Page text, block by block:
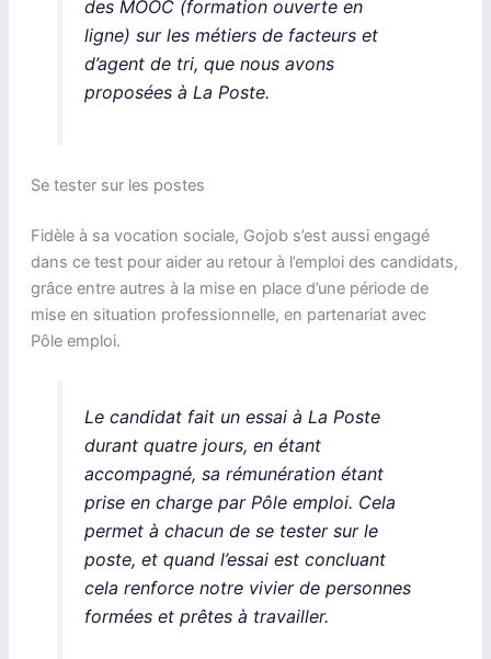
des MOOC (formation ouverte en
ligne) sur les métiers de facteurs et
d’agent de tri, que nous avons
proposées à La Poste.
Se tester sur les postes
Fidèle à sa vocation sociale, Gojob s’est aussi engagé
dans ce test pour aider au retour à l’emploi des candidats,
grâce entre autres à la mise en place d’une période de
mise en situation professionnelle, en partenariat avec
Pôle emploi.
Le candidat fait un essai à La Poste
durant quatre jours, en étant
accompagné, sa rémunération étant
prise en charge par Pôle emploi. Cela
permet à chacun de se tester sur le
poste, et quand l’essai est concluant
cela renforce notre vivier de personnes
formées et prêtes à travailler.